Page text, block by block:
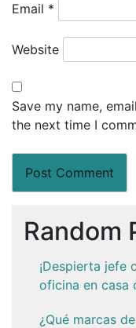
Email *
Website
Save my name,
the next time I
Random
¡Despierta jefe
oficina en casa
¿Qué marcas